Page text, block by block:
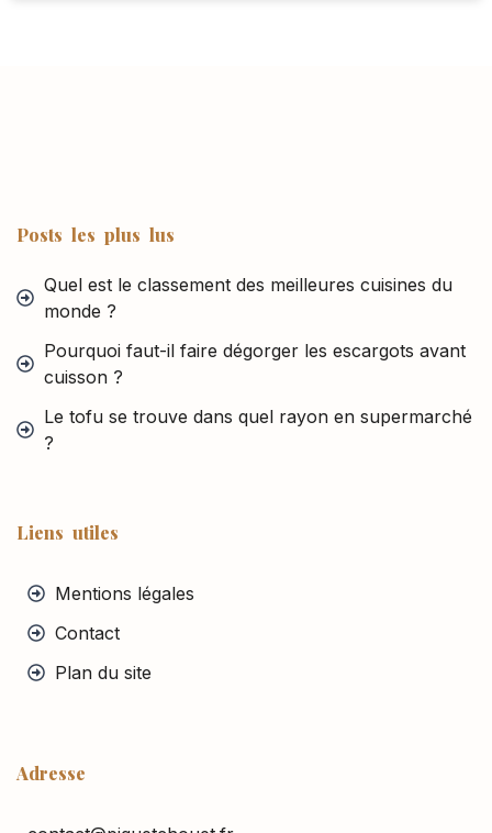
Posts les plus lus
Quel est le classement des meilleures cuisines du
monde ?
Pourquoi faut-il faire dégorger les escargots avant
cuisson ?
Le tofu se trouve dans quel rayon en supermarché
?
Liens utiles
Mentions légales
Contact
Plan du site
Adresse